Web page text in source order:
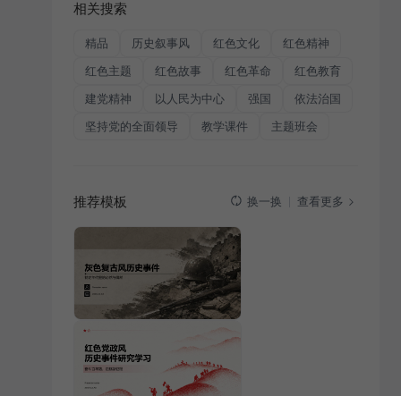
相关搜索
精品 历史叙事风 红色文化 红色精神
红色主题 红色故事 红色革命 红色教育
建党精神 以人民为中心 强国 依法治国
坚持党的全面领导 教学课件 主题班会
推荐模板 换一换 查看更多